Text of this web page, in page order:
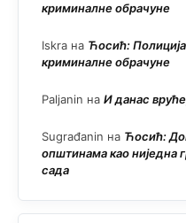
криминалне обрачуне
Iskra на Ћосић:
криминалне обрачуне
Paljanin на И данас
Sugrađanin на Ћосић:
општинама као ниједна
сада